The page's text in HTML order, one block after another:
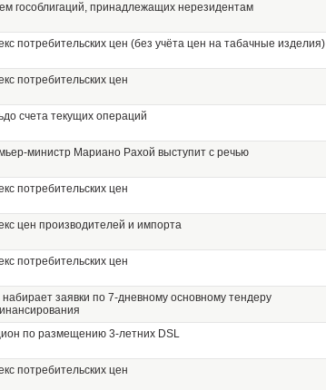
гособлигаций, принадлежащих нерезидентам
потребительских цен (без учёта цен на табачные изделия)
потребительских цен
счета текущих операций
министр Мариано Рахой выступит с речью
потребительских цен
цен производителей и импорта
потребительских цен
заявки по 7-дневному основному тендеру
по размещению 3-летних DSL
потребительских цен